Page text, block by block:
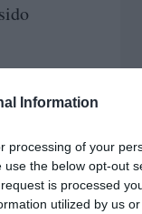
Information
processing of your
the below opt-out
is processed
utilized by us
forma